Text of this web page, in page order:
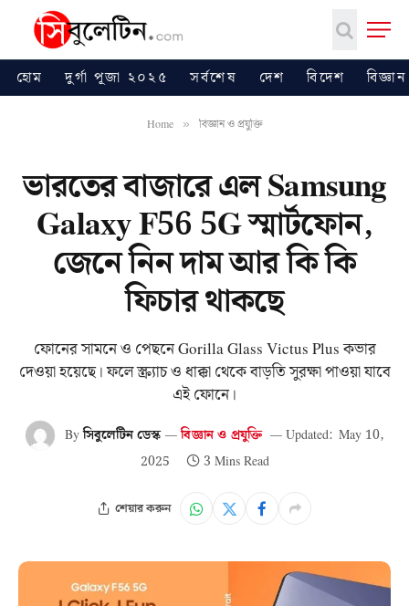
হোম দুর্গা পূজা ২০২৫ সর্বশেষ দেশ বিদেশ
Home » বিজ্ঞান ও প্রযুক্তি
ভারতের বাজারে এল Samsung
Galaxy F56 5G স্মার্টফোন,
জেনে নিন দাম আর কি কি
ফিচার থাকছে
ফোনের সামনে ও পেছনে Gorilla Glass Victus Plus কভার
দেওয়া হয়েছে। ফলে স্ক্র্যাচ ও ধাক্কা থেকে বাড়তি সুরক্ষা পাওয়া যাবে
এই ফোনে।
Byসিবুলেটিন ডেস্ক বিজ্ঞান ও প্রযুক্তি Updated: May 10,
2025
3 Mins Read
শেয়ার করুন